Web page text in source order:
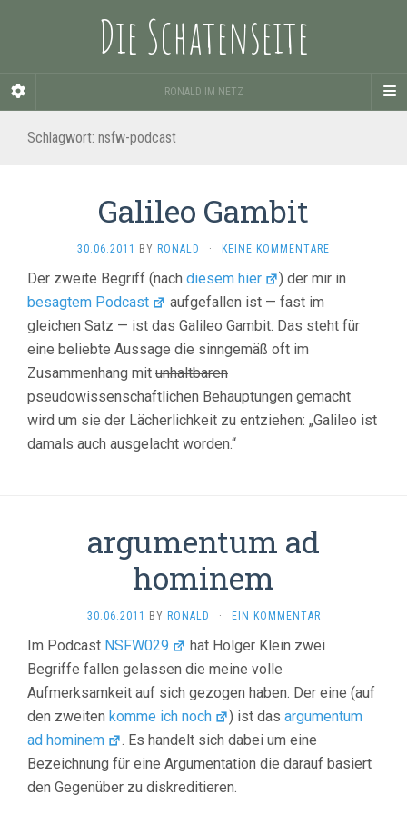
Die Schatenseite
RONALD IM NETZ
Schlagwort: nsfw-podcast
Galileo Gambit
30.06.2011 BY RONALD · KEINE KOMMENTARE
Der zweite Begriff (nach diesem hier
) der mir in
besagtem Podcast
aufgefallen ist — fast im
gleichen Satz — ist das Galileo Gambit. Das steht für
eine beliebte Aussage die sinngemäß oft im
Zusammenhang mit unhaltbaren
pseudowissenschaftlichen Behauptungen gemacht
wird um sie der Lächerlichkeit zu entziehen: „Galileo ist
damals auch ausgelacht worden.“
argumentum ad
hominem
30.06.2011 BY RONALD · EIN KOMMENTAR
Im Podcast NSFW029
hat Holger Klein zwei
Begriffe fallen gelassen die meine volle
Aufmerksamkeit auf sich gezogen haben. Der eine (auf
den zweiten komme ich noch ) ist dasargumentum
ad hominem
. Es handelt sich dabei um eine
Bezeichnung für eine Argumentation die darauf basiert
den Gegenüber zu diskreditieren.